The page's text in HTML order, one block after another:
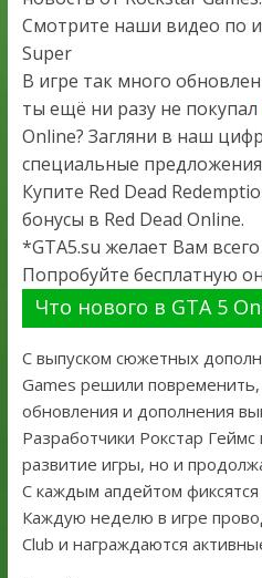
Смотрите наши видео по
Super
В игре так много
ты ещё ни разу не покупал
Online? Загляни в наш
специальные предложения
Купите Red Dead
бонусы в Red Dead Online.
*GTA5.su желает Вам
Попробуйте бесплатную
Что нового в GTA 5
С выпуском сюжетных
Games решили повременить,
обновления и дополнения
Разработчики Рокстар
развитие игры, но и
С каждым апдейтом фиксятся
Каждую неделю в игре
Club и награждаются